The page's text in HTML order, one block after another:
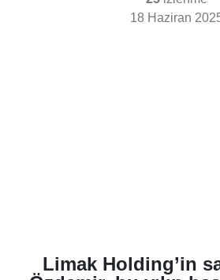
18 Haziran
Limak Holding’in